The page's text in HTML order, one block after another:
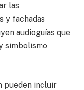
las
y fachadas
audioguías que
simbolismo
pueden incluir